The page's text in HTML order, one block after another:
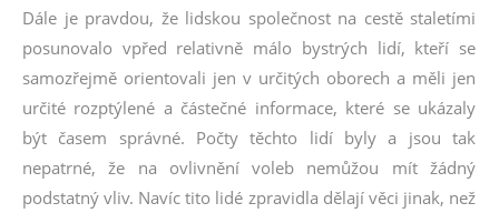
Dále je pravdou, že lidskou společnost na cestě staletími
posunovalo vpřed relativně málo bystrých lidí, kteří se
samozřejmě orientovali jen v určitých oborech a měli jen
určité rozptýlené a částečné informace, které se ukázaly
být časem správné. Počty těchto lidí byly a jsou tak
nepatrné, že na ovlivnění voleb nemůžou mít žádný
podstatný vliv. Navíc tito lidé zpravidla dělají věci jinak, než